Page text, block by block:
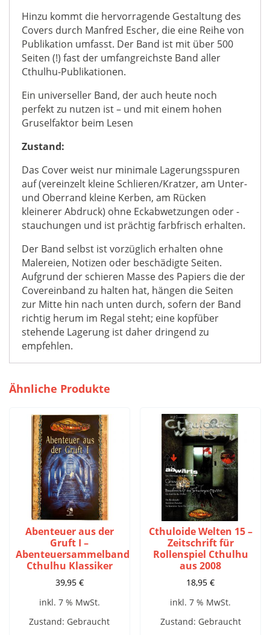
Hinzu kommt die hervorragende Gestaltung des
Covers durch Manfred Escher, die eine Reihe von
Publikation umfasst. Der Band ist mit über 500
Seiten (!) fast der umfangreichste Band aller
Cthulhu-Publikationen.
Ein universeller Band, der auch heute noch
perfekt zu nutzen ist – und mit einem hohen
Gruselfaktor beim Lesen
Zustand:
Das Cover weist nur minimale Lagerungsspuren
auf (vereinzelt kleine Schlieren/Kratzer, am Unter-
und Oberrand kleine Kerben, am Rücken
kleinerer Abdruck) ohne Eckabwetzungen oder -
stauchungen und ist prächtig farbfrisch erhalten.
Der Band selbst ist vorzüglich erhalten ohne
Malereien, Notizen oder beschädigte Seiten.
Aufgrund der schieren Masse des Papiers die der
Covereinband zu halten hat, hängen die Seiten
zur Mitte hin nach unten durch, sofern der Band
richtig herum im Regal steht; eine kopfüber
stehende Lagerung ist daher dringend zu
empfehlen.
Ähnliche Produkte
Abenteuer aus der
Gruft I –
Abenteuersammelband
Cthulhu Klassiker
39,95 €
inkl. 7 % MwSt.
Zustand: Gebraucht
Cthuloide Welten 15 –
Zeitschrift für
Rollenspiel Cthulhu
aus 2008
18,95€
inkl. 7 % MwSt.
Zustand: Gebraucht